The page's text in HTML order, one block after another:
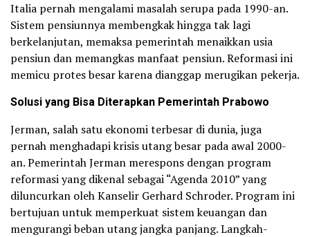
Italia pernah mengalami masalah serupa pada 1990-an.
Sistem pensiunnya membengkak hingga tak lagi
berkelanjutan, memaksa pemerintah menaikkan usia
pensiun dan memangkas manfaat pensiun. Reformasi ini
memicu protes besar karena dianggap merugikan pekerja.
Solusi yang Bisa Diterapkan Pemerintah Prabowo
Jerman, salah satu ekonomi terbesar di dunia, juga
pernah menghadapi krisis utang besar pada awal 2000-
an. Pemerintah Jerman merespons dengan program
reformasi yang dikenal sebagai “Agenda 2010” yang
diluncurkan oleh Kanselir Gerhard Schroder. Program ini
bertujuan untuk memperkuat sistem keuangan dan
mengurangi beban utang jangka panjang. Langkah-